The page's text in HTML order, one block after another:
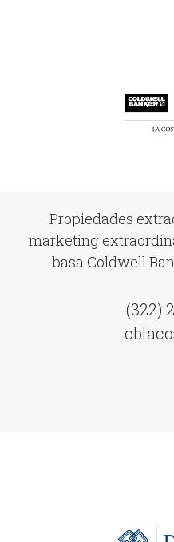
Propiedades
marketing
basa Coldwell
(322)